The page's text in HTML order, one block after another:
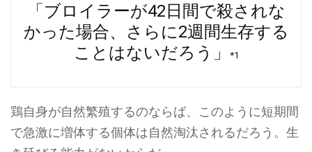
「ブロイラーが42日間で殺されな
かった場合、さらに2週間生存する
ことはないだろう」
*1
鶏自身が自然繁殖するのならば、このように短期間
で急激に増体する個体は自然淘汰されるだろう。生